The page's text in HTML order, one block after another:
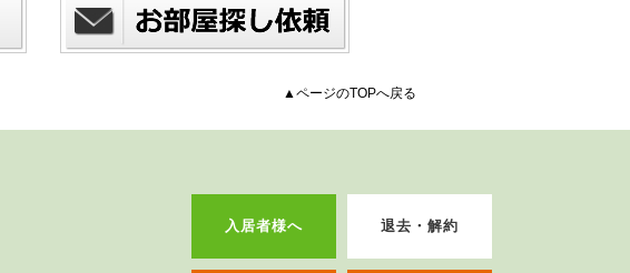
▲ページのTOPへ戻る
入居者様へ 退去・解約